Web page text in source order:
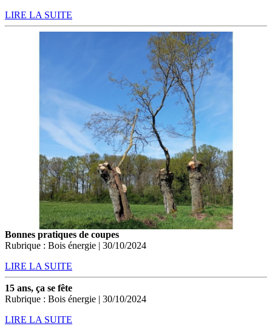
LIRE LA SUITE
Bonnes pratiques de coupes
Rubrique : Bois énergie | 30/10/2024
LIRE LA SUITE
15 ans, ça se fête
Rubrique : Bois énergie | 30/10/2024
LIRE LA SUITE